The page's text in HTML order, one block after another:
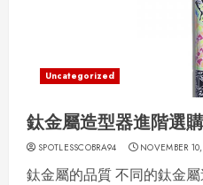
Uncategorized
鈦金屬造型器進階選
SPOTLESSCOBRA94 NOVEMBER
鈦金屬的品質 不同的鈦金